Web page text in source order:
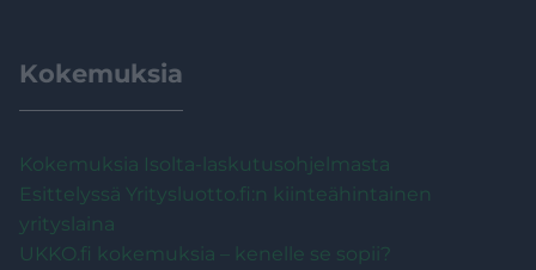
Kokemuksia
Kokemuksia Isolta-laskutusohjelmasta
Esittelyssä Yritysluotto.fi:n kiinteähintainen
yrityslaina
UKKO.fi kokemuksia – kenelle se sopii?